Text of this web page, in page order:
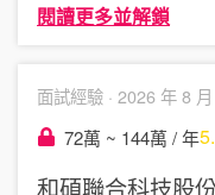
閱讀更多並解鎖
面試經驗 · 2026 年 8 月
72萬 ~ 144萬 / 年
和碩聯合科技股